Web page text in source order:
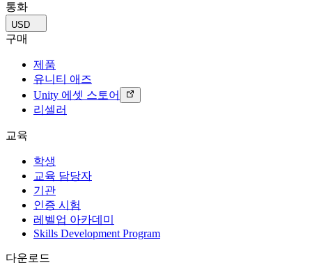
통화
USD
구매
제품
유니티 애즈
Unity 에셋 스토어
리셀러
교육
학생
교육 담당자
기관
인증 시험
레벨업 아카데미
Skills Development Program
다운로드